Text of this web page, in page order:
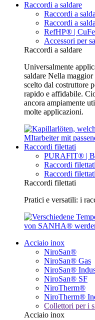
Raccordi a saldare
Raccordi a
Raccordi a
RefHP® | CuFe
Accessori per
Raccordi a saldare
Universalmente
saldare Nella maggior
scelto dal costruttore
rapido e affidabile.
ancora ampiamente
molte applicazioni.
Raccordi filettati
PURAFIT® |
Raccordi
Raccordi
Raccordi filettati
Pratici e versatili: i
Acciaio inox
NiroSan®
NiroSan® Gas
NiroSan®
NiroSan® SF
NiroTherm®
NiroTherm®
Collettori per i
Acciaio inox